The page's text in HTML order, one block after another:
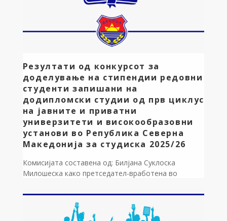
Резултати од конкурсот за
доделување на стипендии редовни
студенти запишани на
додипломски студии од прв циклус
на јавните и приватни
универзитети и високообразовни
установи во Република Северна
Македонија за студиска 2025/26
Комисијата составена од: Билјана Суклоска
Милошеска како претседател-вработена во
вработен во општина Дебрца и Иван Стрезоски –
Претседател на Советот на општина Дебрца,
формирана со Решение бр.09-369/1 од 16.03.2026